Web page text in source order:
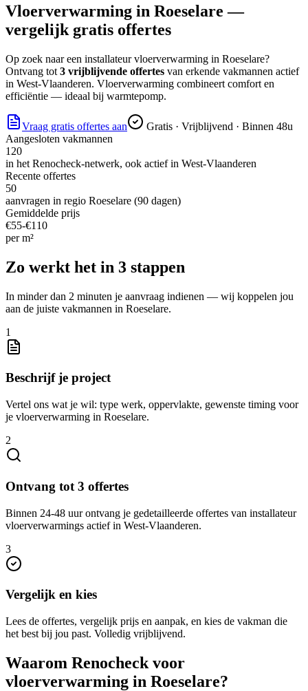
Vloerverwarming in Roeselare —
vergelijk gratis offertes
Op zoek naareen installateur vloerverwarming in Roeselare?
Ontvang tot 3 vrijblijvende offertes van erkende vakmannen actief
in West-Vlaanderen. Vloerverwarming combineert comfort en
efficiëntie — ideaal bij warmtepomp.
Vraag gratis offertes aan
Gratis · Vrijblijvend · Binnen 48u
Aangesloten vakmannen
120
in het Renocheck-netwerk, ook actief in West-Vlaanderen
Recente offertes
50
aanvragen in regio Roeselare (90 dagen)
Gemiddelde prijs
€55-€110
perm²
Zo werkt het in 3 stappen
In minder dan 2 minuten je aanvraag indienen — wij koppelen jou
aan de juiste vakmannen in Roeselare.
1
Beschrijf je project
Vertel ons wat je wil: type werk, oppervlakte, gewenste timing voor
je vloerverwarming in Roeselare.
2
Ontvang tot 3 offertes
Binnen 24-48 uur ontvang je gedetailleerde offertes van installateur
vloerverwarmings actief in West-Vlaanderen.
3
Vergelijk en kies
Lees de offertes, vergelijk prijs en aanpak, en kies de vakman die
het best bij jou past. Volledig vrijblijvend.
Waarom Renocheck voor
vloerverwarming in Roeselare?